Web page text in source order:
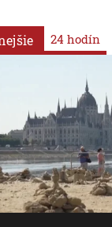
24 hodín